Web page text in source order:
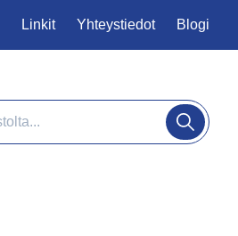
Linkit Yhteystiedot Blogi
Hae